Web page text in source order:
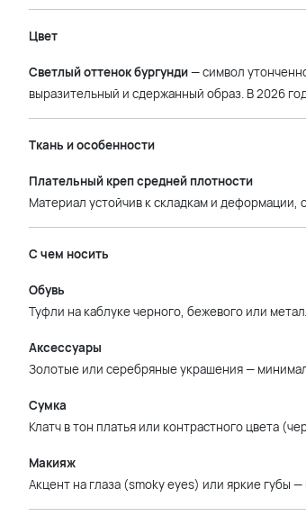
Цвет
Светлый оттенок бургунди— символ
выразительный и сдержанный образ. В 2026
Ткань и особенности
Плательный креп средней плотности
Материал устойчив к складкам и деформации,
С чем носить
Обувь
Туфли на каблуке черного, бежевого или
Аксессуары
Золотые или серебряные украшения —
Сумка
Клатч в тон платья или контрастного цвета
Макияж
Акцент на глаза (smoky eyes) или яркие губы